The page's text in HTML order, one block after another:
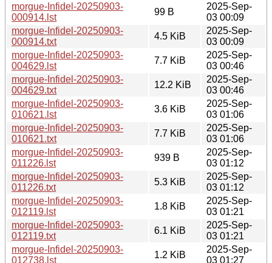
morgue-Infidel-20250903-
000914.lst
99 B
2025-Sep-
03 00:09
morgue-Infidel-20250903-
000914.txt
4.5 KiB
2025-Sep-
03 00:09
morgue-Infidel-20250903-
004629.lst
7.7 KiB
2025-Sep-
03 00:46
morgue-Infidel-20250903-
004629.txt
12.2 KiB
2025-Sep-
03 00:46
morgue-Infidel-20250903-
010621.lst
3.6 KiB
2025-Sep-
03 01:06
morgue-Infidel-20250903-
010621.txt
7.7 KiB
2025-Sep-
03 01:06
morgue-Infidel-20250903-
011226.lst
939 B
2025-Sep-
03 01:12
morgue-Infidel-20250903-
011226.txt
5.3 KiB
2025-Sep-
03 01:12
morgue-Infidel-20250903-
012119.lst
1.8 KiB
2025-Sep-
03 01:21
morgue-Infidel-20250903-
012119.txt
6.1 KiB
2025-Sep-
03 01:21
morgue-Infidel-20250903-
012738.lst
1.2 KiB
2025-Sep-
03 01:27